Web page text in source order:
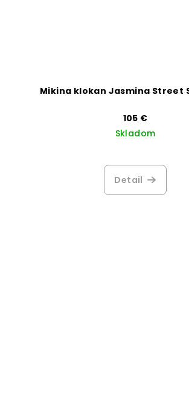
Mikina klokan Jasmina Street
105 €
Skladom
Detail